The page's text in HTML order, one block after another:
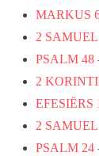
MARKUS
2 SAMUEL
PSALM 48
2
EFESIËRS
2 SAMUEL
PSALM 24